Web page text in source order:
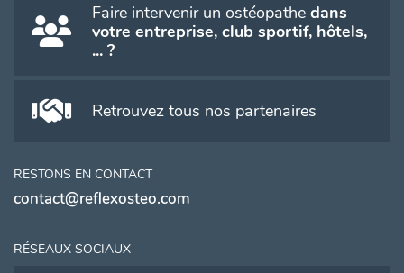
Faire intervenir un ostéopathe dans
votre entreprise, club sportif, hôtels,
... ?
Retrouvez tous nos partenaires
RESTONS EN CONTACT
contact@reflexosteo.com
RÉSEAUX SOCIAUX